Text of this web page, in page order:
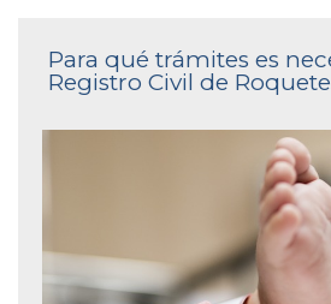
Para qué trámites es
Registro Civil de